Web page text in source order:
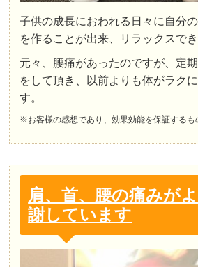
子供の成長におわれる日々に自分
を作ることが出来、リラックスでき
元々、腰痛があったのですが、定
をして頂き、以前よりも体がラク
す。
※お客様の感想であり、効果効能を保証するも
肩、首、腰の痛みが
謝しています